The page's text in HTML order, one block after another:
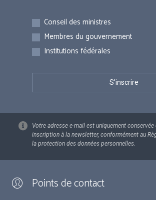
Inscriptions
Conseil des ministres
Membres du gouvernement
Institutions fédérales
Votre adresse e-mail est uniquement
inscription à la newsletter, conformément au
la protection des données personnelles.
Points de contact